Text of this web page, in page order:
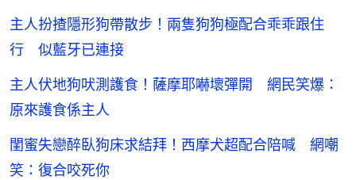
主人扮揸隱形狗帶散步！兩隻狗狗極配合乖乖跟住
行 似藍牙已連接
主人伏地狗吠測護食！薩摩耶嚇壞彈開 網民笑爆：
原來護食係主人
閨蜜失戀醉臥狗床求結拜！西摩犬超配合陪喊 網嘲
笑：復合咬死你